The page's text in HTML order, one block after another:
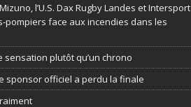
l’U.S. Dax Rugby Landes et Intersport
pompiers face aux incendies dans les
sensation plutôt qu’un chrono
sponsor officiel a perdu la finale